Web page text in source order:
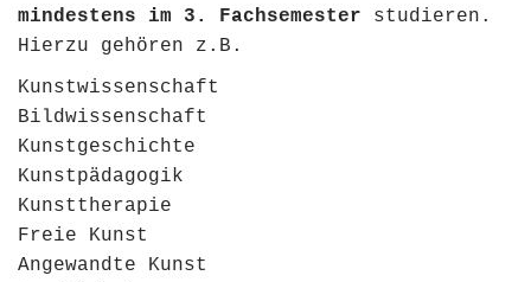
mindestens im 3. Fachsemester studieren.
Hierzu gehören z.B.
Kunstwissenschaft
Bildwissenschaft
Kunstgeschichte
Kunstpädagogik
Kunsttherapie
Freie Kunst
Angewandte Kunst